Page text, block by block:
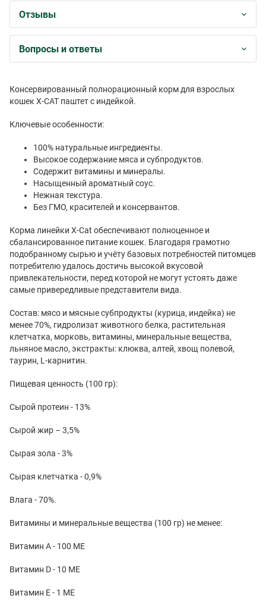
Отзывы
Вопросы и ответы
Консервированный полнорационный корм для взрослых
кошек X-CAT паштет с индейкой.
Ключевые особенности:
100% натуральные ингредиенты.
Высокое содержание мяса и субпродуктов.
Содержит витамины и минералы.
Насыщенный ароматный соус.
Нежная текстура.
Без ГМО, красителей и консервантов.
Корма линейки X-Cat обеспечивают полноценное и
сбалансированное питание кошек. Благодаря грамотно
подобранному сырью и учёту базовых потребностей питомцев
потребителю удалось достичь высокой вкусовой
привлекательности, перед которой не могут устоять даже
самые привередливые представители вида.
Состав: мясо и мясные субпродукты (курица, индейка) не
менее 70%, гидролизат животного белка, растительная
клетчатка, морковь, витамины, минеральные вещества,
льняное масло, экстракты: клюква, алтей, хвощ полевой,
таурин, L-карнитин.
Пищевая ценность (100 гр):
Сырой протеин - 13%
Сырой жир – 3,5%
Сырая зола - 3%
Сырая клетчатка - 0,9%
Влага - 70%.
Витамины и минеральные вещества (100 гр) не менее:
Витамин А - 100 МЕ
Витамин D - 10 МЕ
Витамин E - 1 МЕ